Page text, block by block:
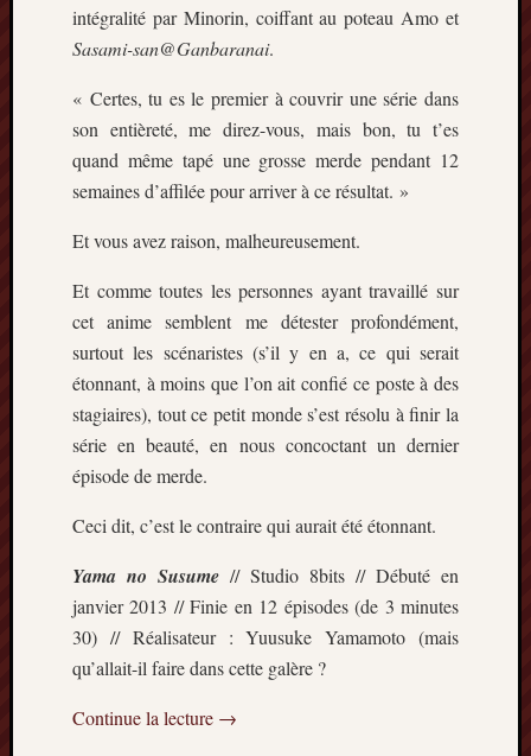
intégralité par Minorin, coiffant au poteau Amo et
Sasami-san@Ganbaranai.
« Certes, tu es le premier à couvrir une série dans
son entièreté, me direz-vous, mais bon, tu t’es
quand même tapé une grosse merde pendant 12
semaines d’affilée pour arriver à ce résultat. »
Et vous avez raison, malheureusement.
Et comme toutes les personnes ayant travaillé sur
cet anime semblent me détester profondément,
surtout les scénaristes (s’il y en a, ce qui serait
étonnant, à moins que l’on ait confié ce poste à des
stagiaires), tout ce petit monde s’est résolu à finir la
série en beauté, en nous concoctant un dernier
épisode de merde.
Ceci dit, c’est le contraire qui aurait été étonnant.
Yama no Susume // Studio 8bits // Débuté en
janvier 2013 // Finie en 12 épisodes (de 3 minutes
30) // Réalisateur : Yuusuke Yamamoto (mais
qu’allait-il faire dans cette galère ?
Continue la lecture →